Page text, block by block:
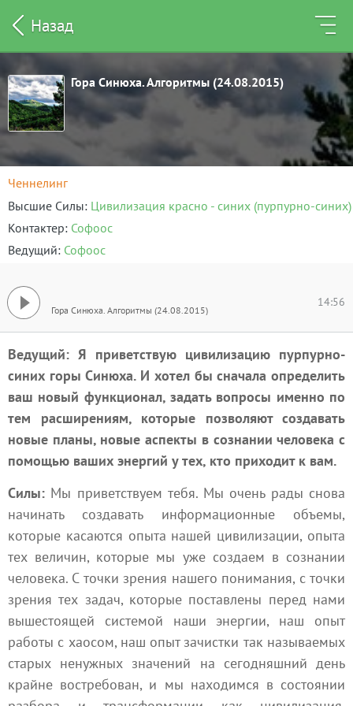
Назад
Гора Синюха. Алгоритмы (24.08.2015)
Ченнелинг
Высшие Силы Цивилизация красно - синих (пурпурно-синих)
Контактер Софоос
Ведущий Софоос
14:56
Гора Синюха. Алгоритмы (24.08.2015)
Ведущий: Я приветствую цивилизацию пурпурно-
синих горы Синюха. И хотел бы сначала определить
ваш новый функционал, задать вопросы именно по
тем расширениям, которые позволяют создавать
новые планы, новые аспекты в сознании человека с
помощью ваших энергий у тех, кто приходит к вам.
Силы: Мы приветствуем тебя. Мы очень рады снова
начинать создавать информационные объемы,
которые касаются опыта нашей цивилизации, опыта
тех величин, которые мы уже создаем в сознании
человека. С точки зрения нашего понимания, с точки
зрения тех задач, которые поставлены перед нами
вышестоящей системой наши энергии, наш опыт
работы с хаосом, наш опыт зачистки так называемых
старых ненужных значений на сегодняшний день
крайне востребован, и мы находимся в состоянии